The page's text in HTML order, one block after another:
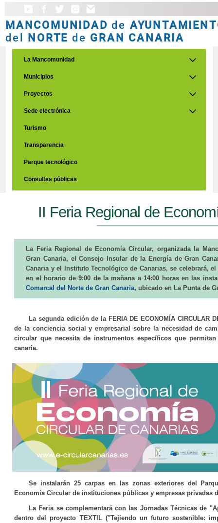
MANCOMUNIDAD de
del NORTE de GRAN CANARIA
La Mancomunidad
Municipios
Proyectos
Sede electrónica
Turismo
Transparencia
Parque tecnológico
Consultas públicas
II Feria Regional de
La Feria Regional de Economía Circular, organizada la
Gran Canaria, el Consejo Insular de la Energía de Gran
Canaria y el Instituto Tecnológico de Canarias, se celebrará,
en el horario de 9:00 de la mañana a 14:00 horas en las
Comarcal del Norte de Gran Canaria, ubicado en La Punta de
La segunda edición de la FERIA DE ECONOMÍA CIRCULAR
de la conciencia social y empresarial sobre la necesidad de
circular que necesita de instrumentos específicos que
canaria.
Se instalarán 25 carpas en las zonas exteriores del
Economía Circular de instituciones públicas y empresas privadas
La Feria se complementará con las Jornadas Técnicas de
dentro del proyecto TEXTIL ("Tejiendo un futuro sostenible: